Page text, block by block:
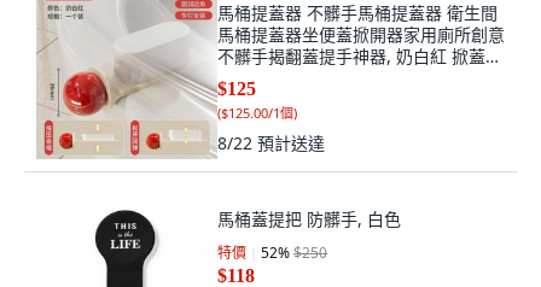
馬桶提蓋器 不髒手馬桶提蓋器 衛生間
馬桶提蓋器坐便蓋掀開器家用廁所創意
不髒手揭翻蓋提手神器, 奶白紅 掀蓋器
1個裝
$125
($125.00/1個)
8/22 預計送達
馬桶蓋提把 防髒手, 白色
特價 52%$250
$118